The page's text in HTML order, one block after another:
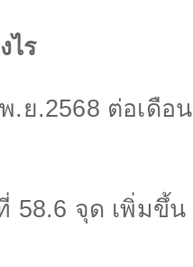
ไร
.ย.2568 ต่อเดือน
58.6 จุด เพิ่มขึ้น